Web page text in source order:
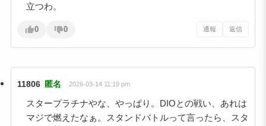
立つわ。
0 0 通報 返信
11806 匿名 2026-03-14 11:19 pm
スタープラチナやな、やっぱり。DIOとの戦い、あれは
マジで燃えたなぁ。スタンドバトルって言ったら、スタ